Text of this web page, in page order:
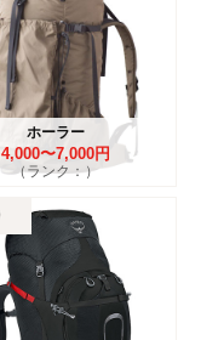
ホーラー
4,000〜7,000円
（ランク：）